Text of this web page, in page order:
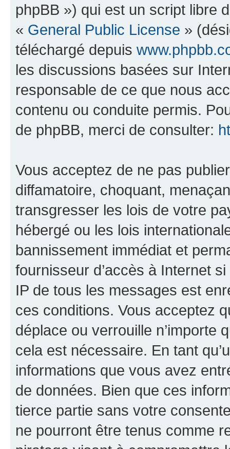
phpBB ») qui est un script libre
« General Public License »
téléchargé depuis
les discussions basées sur
responsable de ce que nous
contenu ou conduite permis.
de phpBB, merci de consulter:
Vous acceptez de ne pas
diffamatoire, choquant,
transgresser les lois de votre
hébergé ou les lois
bannissement immédiat et
fournisseur d’accès à Internet
IP de tous les messages est
ces conditions. Vous acceptez
déplace ou verrouille n’importe
cela est nécessaire. En tant
informations que vous avez
de données. Bien que ces
tierce partie sans votre
ne pourront être tenus comme